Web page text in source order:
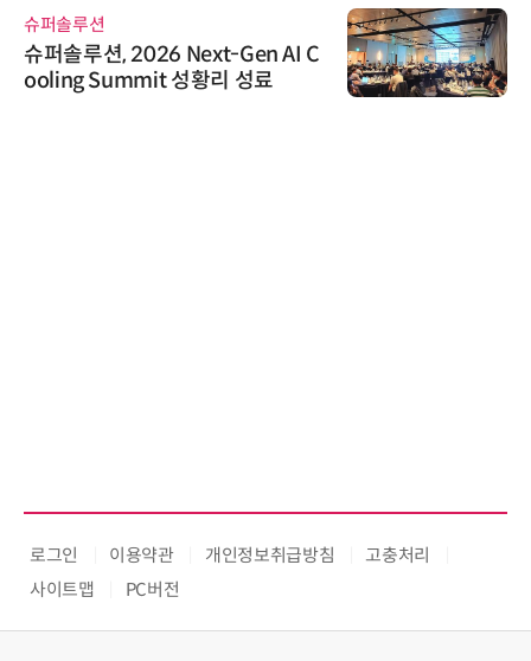
슈퍼솔루션
슈퍼솔루션, 2026 Next-Gen AI C
ooling Summit 성황리 성료
로그인 이용약관 개인정보취급방침
고충처리
사이트맵
PC버전